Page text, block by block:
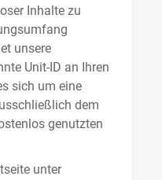
Inhalte zu
unsere
Unit-ID an Ihren
sich um eine
dem
genutzten
unter